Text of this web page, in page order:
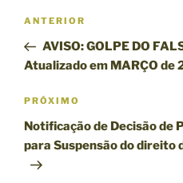
N
v
g
a
ç
ã
P
o
s
a
n
ANTERIOR
AVISO: GOLPE DO
Atualizado em MARÇO de
P
r
ó
PRÓXIMO
Notificação de Decisão de
para Suspensão do direito